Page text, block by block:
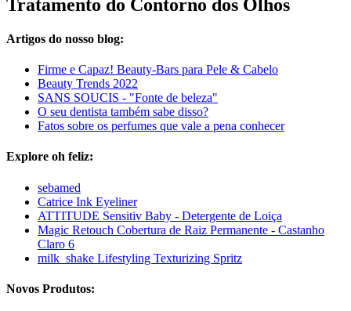
Tratamento do Contorno dos Olhos
Artigos do nosso blog:
Firme e Capaz! Beauty-Bars para Pele & Cabelo
Beauty Trends 2022
SANS SOUCIS - "Fonte de beleza"
O seu dentista também sabe disso?
Fatos sobre os perfumes que vale a pena conhecer
Explore oh feliz:
sebamed
Catrice Ink Eyeliner
ATTITUDE Sensitiv Baby - Detergente de Loiça
Magic Retouch Cobertura de Raiz Permanente - Castanho
Claro 6
milk_shake Lifestyling Texturizing Spritz
Novos Produtos: